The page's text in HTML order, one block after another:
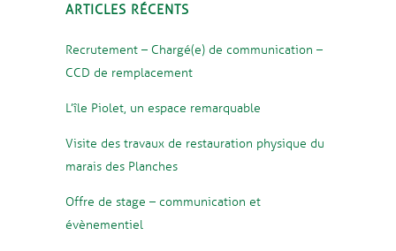
ARTICLES RÉCENTS
Recrutement – Chargé(e) de communication –
CCD de remplacement
L’île Piolet, un espace remarquable
Visite des travaux de restauration physique du
marais des Planches
Offre de stage – communication et
évènementiel